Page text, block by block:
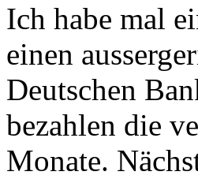
Ich habe mal
einen
Deutschen
bezahlen die
Monate.